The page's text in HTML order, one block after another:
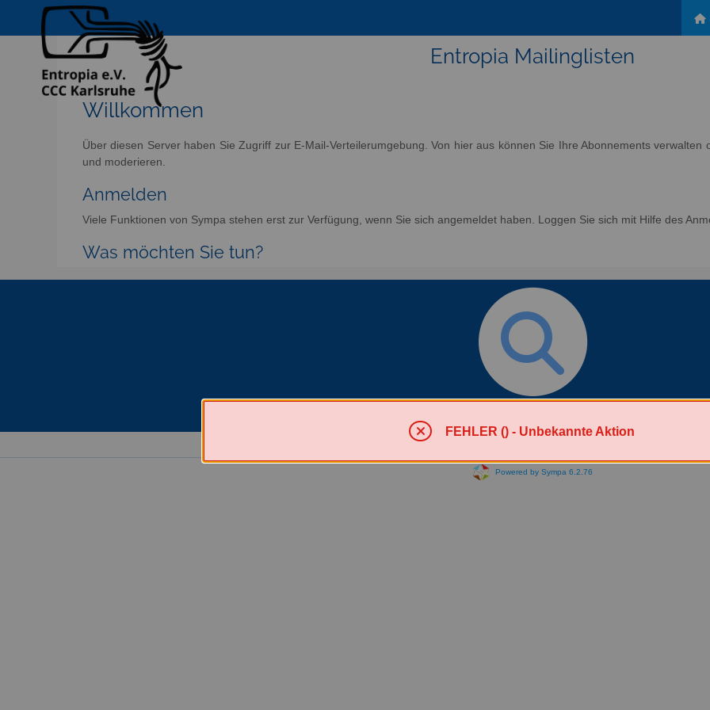
Entropia Mailinglisten
Willkommen
Über diesen Server haben Sie Zugriff zur E-Mail-Verteilerumgebung. Von hier aus können Sie Ihre Abonnements
und moderieren.
Anmelden
Viele Funktionen von Sympa stehen erst zur Verfügung, wenn Sie sich angemeldet haben. Loggen Sie sich mit Hilfe des
Was möchten Sie tun?
Powered by Sympa 6.2.76
FEHLER () - Unbekannte Aktion